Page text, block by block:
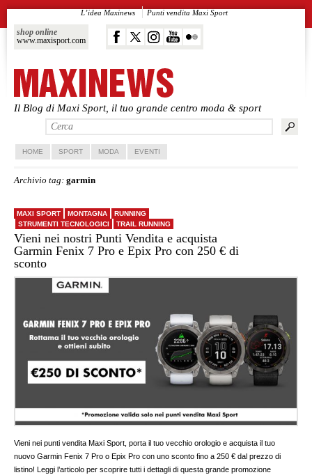
Il Blog di Maxi Sport, il tuo grande centro moda & sport
shop online
www.maxisport.com
L’idea Maxinews Punti vendita Maxi Sport
Vai al contenuto principale
Vai al contenuto secondario
HOME SPORT MODA EVENTI
Archivio tag:garmin
MAXI SPORT MONTAGNA
RUNNING
STRUMENTI TECNOLOGICI
TRAIL RUNNING
Vieni nei nostri Punti Vendita e acquista
Garmin Fenix 7 Pro e Epix Pro con 250 € di
sconto
Vieni nei punti vendita Maxi Sport, porta il tuo vecchio orologio e acquista il tuo
nuovo Garmin Fenix 7 Pro o Epix Pro con uno sconto fino a 250 € dal prezzo di
listino! Leggi l’articolo per scoprire tutti i dettagli di questa grande promozione